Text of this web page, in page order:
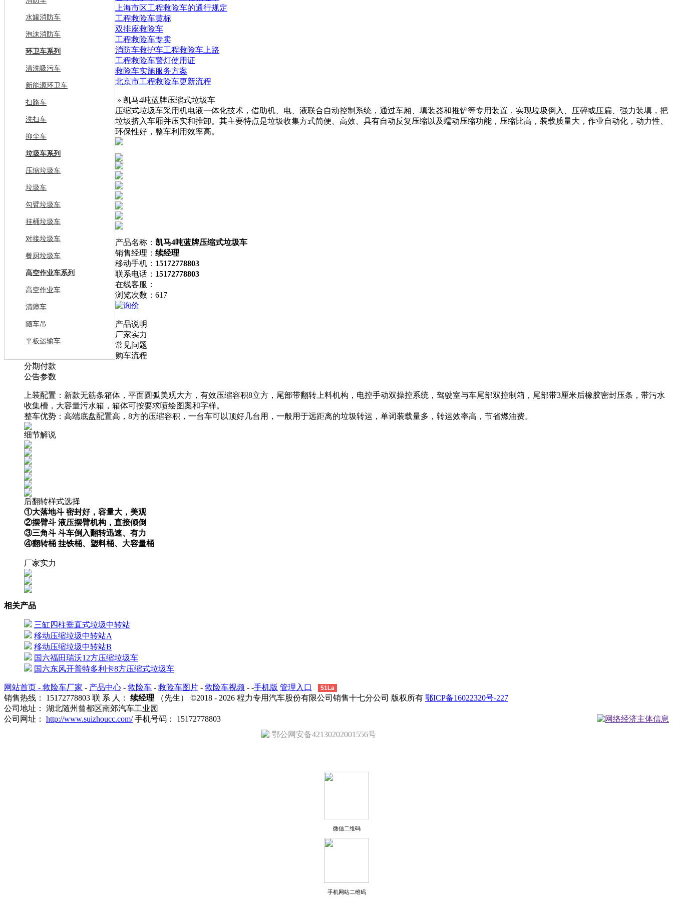
水罐消防车
泡沫消防车
环卫车系列
清洗吸污车
新能源环卫车
扫路车
洗扫车
抑尘车
垃圾车系列
压缩垃圾车
垃圾车
勾臂垃圾车
挂桶垃圾车
对接垃圾车
餐厨垃圾车
高空作业车系列
高空作业车
清障车
随车吊
平板运输车
上海市区工程救险车的通行规定
工程救险车黄标
双排座救险车
工程救险车专卖
消防车救护车工程救险车上路
工程救险车警灯使用证
救险车实施服务方案
北京市工程救险车更新流程
» 凯马4吨蓝牌压缩式垃圾车
压缩式垃圾车采用机电液一体化技术，借助机、电、液联合自动控制系统，通过车厢、填装器和推铲等专用装置，实现垃圾倒入、压碎或压扁、强力装填，把
垃圾挤入车厢并压实和推卸。其主要特点是垃圾收集方式简便、高效、具有自动反复压缩以及蠕动压缩功能，压缩比高，装载质量大，作业自动化，动力性、
环保性好，整车利用效率高。
产品名称： 凯马4吨蓝牌压缩式垃圾车
销售经理： 续经理
移动手机： 15172778803
联系电话： 15172778803
在线客服：
浏览次数：617
产品说明
厂家实力
常见问题
购车流程
分期付款
公告参数
上装配置：新款无筋条箱体，平面圆弧美观大方，有效压缩容积8立方，尾部带翻转上料机构，电控手动双操控系统，驾驶室与车尾部双控制箱，尾部带3厘米后橡胶密封压条，带污水
收集槽，大容量污水箱，箱体可按要求喷绘图案和字样。
整车优势：高端底盘配置高，8方的压缩容积，一台车可以顶好几台用，一般用于远距离的垃圾转运，单词装载量多，转运效率高，节省燃油费。
细节解说
后翻转样式选择
①大落地斗 密封好，容量大，美观
②摆臂斗 液压摆臂机构，直接倾倒
③三角斗 斗车倒入翻转迅速、有力
④翻转桶 挂铁桶、塑料桶、大容量桶
厂家实力
相关产品
三缸四柱垂直式垃圾中转站
移动压缩垃圾中转站A
移动压缩垃圾中转站B
国六福田瑞沃12方压缩垃圾车
国六东风开普特多利卡8方压缩式垃圾车
网站首页 - 救险车厂家 - 产品中心 - 救险车 - 救险车图片 - 救险车视频 - -手机版 管理入口 51La
销售热线： 15172778803 联 系 人： 续经理 （先生） ©2018 - 2026 程力专用汽车股份有限公司销售十七分公司 版权所有 鄂ICP备16022320号-227
公司地址： 湖北随州曾都区南郊汽车工业园
公司网址： http://www.suizhoucc.com/手机号码： 15172778803
鄂公网安备42130202001556号
微信二维码
手机网站二维码